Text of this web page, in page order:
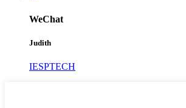
WeChat
Judith
IESPTECH